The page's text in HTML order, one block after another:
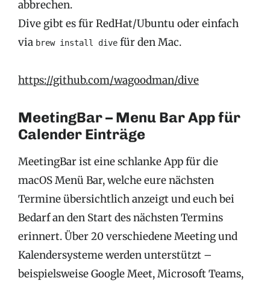
abbrechen.
Dive gibt es für RedHat/Ubuntu oder einfach
via brew install dive für den Mac.
https://github.com/wagoodman/dive
MeetingBar – Menu Bar App für
Calender Einträge
MeetingBar ist eine schlanke App für die
macOS Menü Bar, welche eure nächsten
Termine übersichtlich anzeigt und euch bei
Bedarf an den Start des nächsten Termins
erinnert. Über 20 verschiedene Meeting und
Kalendersysteme werden unterstützt –
beispielsweise Google Meet, Microsoft Teams,